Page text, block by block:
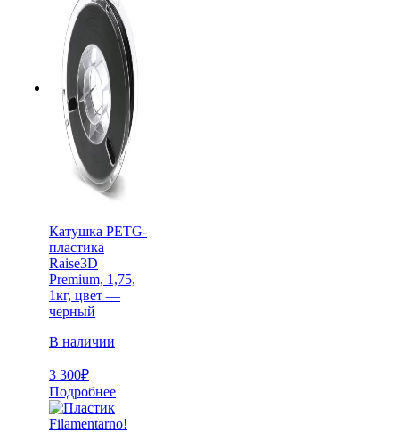
Катушка PETG-
пластика
Raise3D
Premium, 1,75,
1кг, цвет —
черный
В наличии
3 300₽
Подробнее